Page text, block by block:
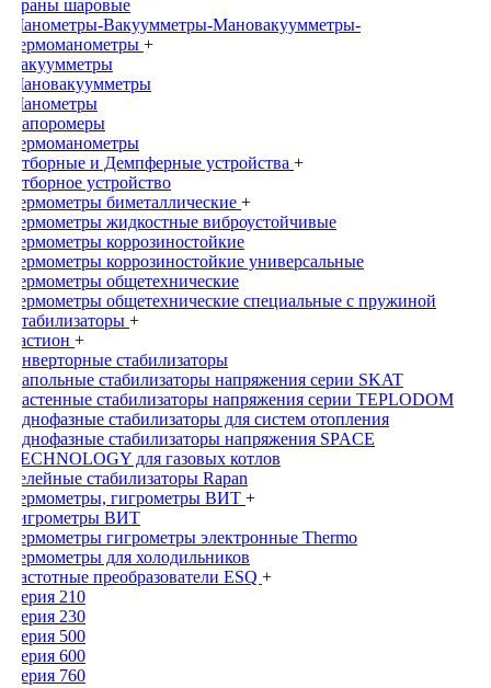
Краны шаровые
Манометры-Вакуумметры-Мановакуумметры-
Термоманометры +
Вакуумметры
Мановакуумметры
Манометры
Напоромеры
Термоманометры
Отборные и Демпферные устройства +
Отборное устройство
Термометры биметаллические +
Термометры жидкостные виброустойчивые
Термометры коррозиностойкие
Термометры коррозиностойкие универсальные
Термометры общетехнические
Термометры общетехнические специальные с пружиной
Стабилизаторы +
Бастион +
Инверторные стабилизаторы
Напольные стабилизаторы напряжения серии SKAT
Настенные стабилизаторы напряжения серии TEPLODOM
Однофазные стабилизаторы для систем отопления
Однофазные стабилизаторы напряжения SPACE
TECHNOLOGY для газовых котлов
Релейные стабилизаторы Rapan
Термометры, гигрометры ВИТ +
Гигрометры ВИТ
Термометры гигрометры электронные Thermo
Термометры для холодильников
Частотные преобразователи ESQ +
Серия 210
Серия 230
Серия 500
Серия 600
Серия 760